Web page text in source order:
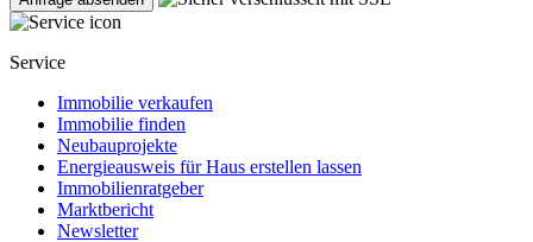
Service
Immobilie verkaufen
Immobilie finden
Neubauprojekte
Energieausweis für Haus erstellen lassen
Immobilienratgeber
Marktbericht
Newsletter